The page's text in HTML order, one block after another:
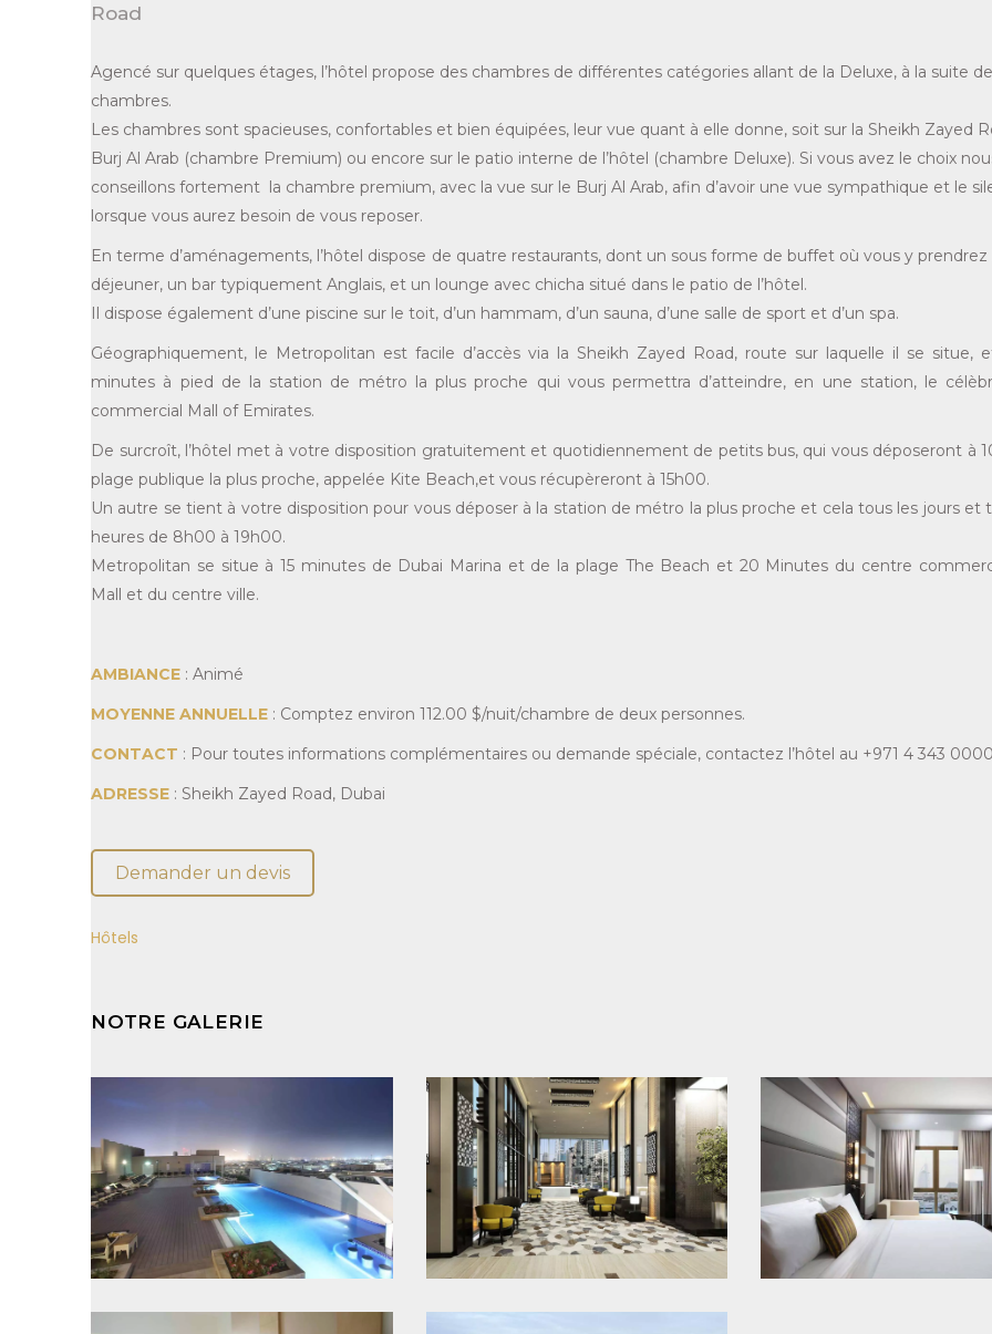
Road
Agencé sur quelques étages, l’hôtel propose des chambres de différentes catégories allant de la Deluxe, à la suite
chambres.
Les chambres sont spacieuses, confortables et bien équipées, leur vue quant à elle donne, soit sur la Sheikh Zayed
Burj Al Arab (chambre Premium) ou encore sur le patio interne de l’hôtel (chambre Deluxe). Si vous avez le choix
conseillons fortement la chambre premium, avec la vue sur le Burj Al Arab, afin d’avoir une vue sympathique et le
lorsque vous aurez besoin de vous reposer.
En terme d’aménagements, l’hôtel dispose de quatre restaurants, dont un sous forme de buffet où vous y
déjeuner, un bar typiquement Anglais, et un lounge avec chicha situé dans le patio de l’hôtel.
Il dispose également d’une piscine sur le toit, d’un hammam, d’un sauna, d’une salle de sport et d’un spa.
Géographiquement, le Metropolitan est facile d’accès via la Sheikh Zayed Road, route sur laquelle il se situe,
minutes à pied de la station de métro la plus proche qui vous permettra d’atteindre, en une station, le
commercial Mall of Emirates.
De surcroît, l’hôtel met à votre disposition gratuitement et quotidiennement de petits bus, qui vous déposeront à
plage publique la plus proche, appelée Kite Beach,et vous récupèreront à 15h00.
Un autre se tient à votre disposition pour vous déposer à la station de métro la plus proche et cela tous les jours et
heures de 8h00 à 19h00.
Metropolitan se situe à 15 minutes de Dubai Marina et de la plage The Beach et 20 Minutes du centre
Mall et du centre ville.
AMBIANCE : Animé
MOYENNE ANNUELLE : Comptez environ112.00 $/nuit/chambre de deux personnes.
CONTACT : Pour toutes informations complémentaires ou demande spéciale, contactez l’hôtel au +971 4 343
ADRESSE : Sheikh Zayed Road, Dubai
Demander un devis
Hôtels
NOTRE GALERIE